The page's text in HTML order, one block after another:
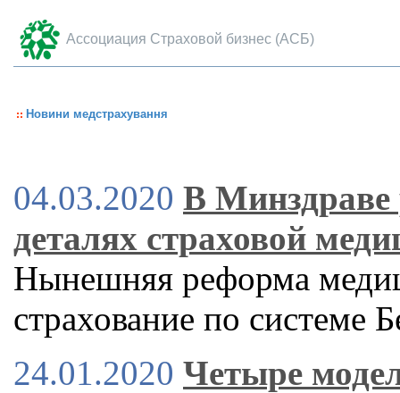
Ассоциация Страховой бизнес (АСБ)
Новини медстрахування
04.03.2020 В Минздраве
деталях страховой
Нынешняя реформа
страхование по системе
24.01.2020 Четыре